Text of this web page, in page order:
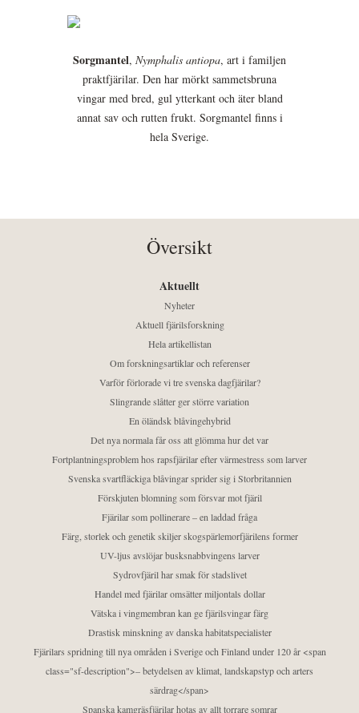
Sorgmantel, Nymphalis antiopa, art i familjen
praktfjärilar. Den har mörkt sammetsbruna
vingar med bred, gul ytterkant och äter bland
annat sav och rutten frukt. Sorgmantel finns i
hela Sverige.
Översikt
Aktuellt
Nyheter
Aktuell fjärilsforskning
Hela artikellistan
Om forskningsartiklar och referenser
Varför förlorade vi tre svenska dagfjärilar?
Slingrande slåtter ger större variation
En öländsk blåvingehybrid
Det nya normala får oss att glömma hur det var
Fortplantningsproblem hos rapsfjärilar efter värmestress som larver
Svenska svartfläckiga blåvingar sprider sig i Storbritannien
Förskjuten blomning som försvar mot fjäril
Fjärilar som pollinerare – en laddad fråga
Färg, storlek och genetik skiljer skogspärlemorfjärilens former
UV-ljus avslöjar busksnabbvingens larver
Sydrovfjäril har smak för stadslivet
Handel med fjärilar omsätter miljontals dollar
Vätska i vingmembran kan ge fjärilsvingar färg
Drastisk minskning av danska habitatspecialister
Fjärilars spridning till nya områden i Sverige och Finland under 120 år <span
class="sf-description">– betydelsen av klimat, landskapstyp och arters
särdrag</span>
Spanska kamgräsfjärilar hotas av allt torrare somrar